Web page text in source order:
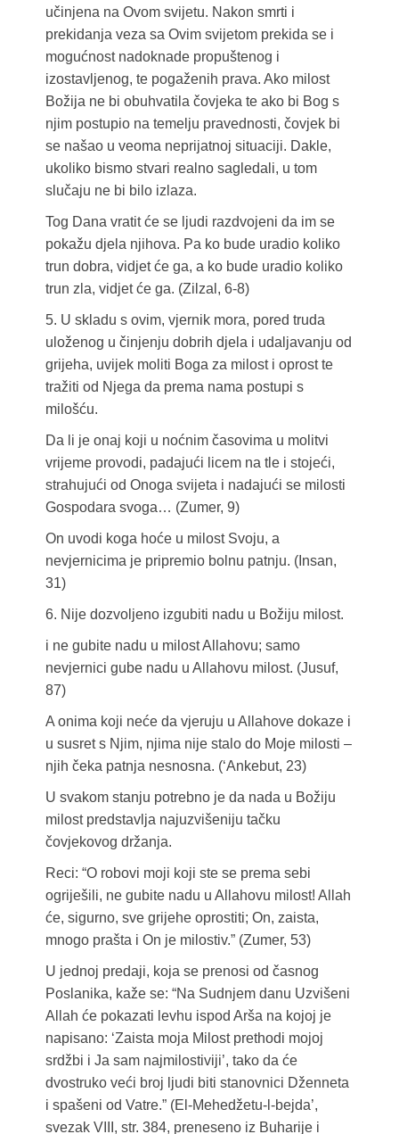
učinjena na Ovom svijetu. Nakon smrti i
prekidanja veza sa Ovim svijetom prekida se i
mogućnost nadoknade propuštenog i
izostavljenog, te pogaženih prava. Ako milost
Božija ne bi obuhvatila čovjeka te ako bi Bog s
njim postupio na temelju pravednosti, čovjek bi
se našao u veoma neprijatnoj situaciji. Dakle,
ukoliko bismo stvari realno sagledali, u tom
slučaju ne bi bilo izlaza.
Tog Dana vratit će se ljudi razdvojeni da im se
pokažu djela njihova. Pa ko bude uradio koliko
trun dobra, vidjet će ga, a ko bude uradio koliko
trun zla, vidjet će ga. (Zilzal, 6-8)
5. U skladu s ovim, vjernik mora, pored truda
uloženog u činjenju dobrih djela i udaljavanju od
grijeha, uvijek moliti Boga za milost i oprost te
tražiti od Njega da prema nama postupi s
milošću.
Da li je onaj koji u noćnim časovima u molitvi
vrijeme provodi, padajući licem na tle i stojeći,
strahujući od Onoga svijeta i nadajući se milosti
Gospodara svoga… (Zumer, 9)
On uvodi koga hoće u milost Svoju, a
nevjernicima je pripremio bolnu patnju. (Insan,
31)
6. Nije dozvoljeno izgubiti nadu u Božiju milost.
i ne gubite nadu u milost Allahovu; samo
nevjernici gube nadu u Allahovu milost. (Jusuf,
87)
A onima koji neće da vjeruju u Allahove dokaze i
u susret s Njim, njima nije stalo do Moje milosti –
njih čeka patnja nesnosna. (‘Ankebut, 23)
U svakom stanju potrebno je da nada u Božiju
milost predstavlja najuzvišeniju tačku
čovjekovog držanja.
Reci: “O robovi moji koji ste se prema sebi
ogriješili, ne gubite nadu u Allahovu milost! Allah
će, sigurno, sve grijehe oprostiti; On, zaista,
mnogo prašta i On je milostiv.” (Zumer, 53)
U jednoj predaji, koja se prenosi od časnog
Poslanika, kaže se: “Na Sudnjem danu Uzvišeni
Allah će pokazati levhu ispod Arša na kojoj je
napisano: ‘Zaista moja Milost prethodi mojoj
srdžbi i Ja sam najmilostiviji’, tako da će
dvostruko veći broj ljudi biti stanovnici Dženneta
i spašeni od Vatre.” (El-Mehedžetu-l-bejda’,
svezak VIII, str. 384, preneseno iz Buharije i